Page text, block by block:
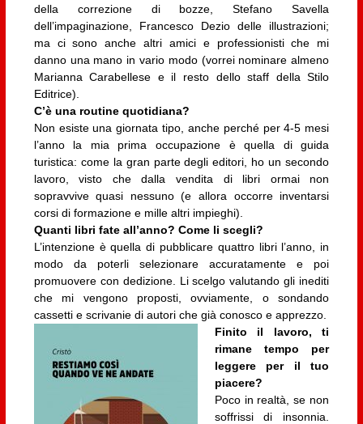
della correzione di bozze, Stefano Savella
dell’impaginazione, Francesco Dezio delle illustrazioni;
ma ci sono anche altri amici e professionisti che mi
danno una mano in vario modo (vorrei nominare almeno
Marianna Carabellese e il resto dello staff della Stilo
Editrice).
C’è una routine quotidiana?
Non esiste una giornata tipo, anche perché per 4-5 mesi
l’anno la mia prima occupazione è quella di guida
turistica: come la gran parte degli editori, ho un secondo
lavoro, visto che dalla vendita di libri ormai non
sopravvive quasi nessuno (e allora occorre inventarsi
corsi di formazione e mille altri impieghi).
Quanti libri fate all’anno? Come li scegli?
L’intenzione è quella di pubblicare quattro libri l’anno, in
modo da poterli selezionare accuratamente e poi
promuovere con dedizione. Li scelgo valutando gli inediti
che mi vengono proposti, ovviamente, o sondando
cassetti e scrivanie di autori che già conosco e apprezzo.
Finito il lavoro, ti
rimane tempo per
leggere per il tuo
piacere?
Poco in realtà, se non
soffrissi di insonnia.